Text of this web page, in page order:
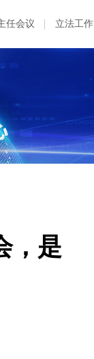
任会议 立法工作
，是